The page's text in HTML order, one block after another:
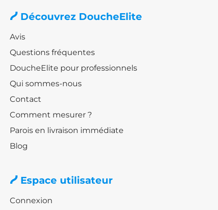
Découvrez DoucheElite
Avis
Questions fréquentes
DoucheElite pour professionnels
Qui sommes-nous
Contact
Comment mesurer ?
Parois en livraison immédiate
Blog
Espace utilisateur
Connexion